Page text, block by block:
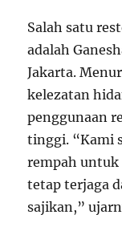
Salah satu
adalah
Jakarta.
kelezatan
penggunaan
tinggi. “Kami
rempah
tetap terjaga
sajikan,”